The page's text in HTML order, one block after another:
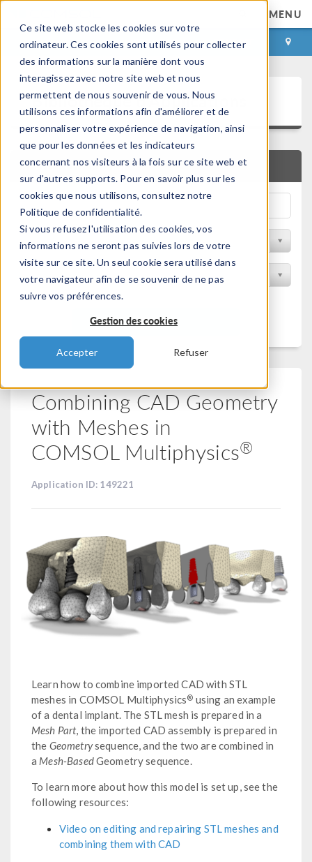
Ce site web stocke les cookies sur votre
ordinateur. Ces cookies sont utilisés pour collecter
des informations sur la manière dont vous
interagissez avec notre site web et nous
permettent de nous souvenir de vous. Nous
utilisons ces informations afin d'améliorer et de
personnaliser votre expérience de navigation, ainsi
que pour les données et les indicateurs
concernant nos visiteurs à la fois sur ce site web et
sur d'autres supports. Pour en savoir plus sur les
cookies que nous utilisons, consultez notre
Politique de confidentialité.
Si vous refusez l'utilisation des cookies, vos
informations ne seront pas suivies lors de votre
visite sur ce site. Un seul cookie sera utilisé dans
votre navigateur afin de se souvenir de ne pas
suivre vos préférences.
Gestion des cookies
Accepter Refuser
MENU
CONNEXION CONTACT
Bibliothèque d'Applications
RECHERCHE RAPIDE
Trier par Discipline
Filtrer par produit
Filtrer
Combining CAD Geometry
with Meshes in
COMSOL Multiphysics®
Application ID: 149221
Learn how to combine imported CAD with STL
meshes in COMSOL Multiphysics® using an example
of a dental implant. The STL mesh is prepared in a
Mesh Part, the imported CAD assembly is prepared in
the Geometrysequence, and the two are combined in
a Mesh-BasedGeometry sequence.
To learn more about how this model is set up, see the
following resources:
Video on editing and repairing STL meshes and
combining them with CAD